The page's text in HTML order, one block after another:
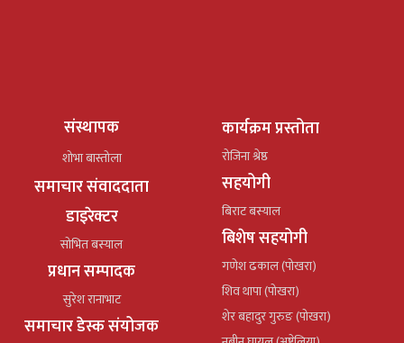
संस्थापक
शोभा बास्तोला
समाचार संवाददाता
डाइरेक्टर
सोभित बस्याल
प्रधान सम्पादक
सुरेश रानाभाट
समाचार डेस्क संयोजक
कार्यक्रम प्रस्तोता
रोजिना श्रेष्ठ
सहयोगी
बिराट बस्याल
बिशेष सहयोगी
गणेश ढकाल (पोखरा)
शिव थापा (पोखरा)
शेर बहादुर गुरुङ (पोखरा)